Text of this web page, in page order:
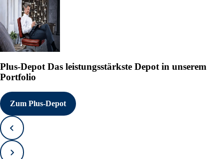
Plus-Depot Das leistungsstärkste Depot in unserem
Portfolio
Zum Plus-Depot
Zurück